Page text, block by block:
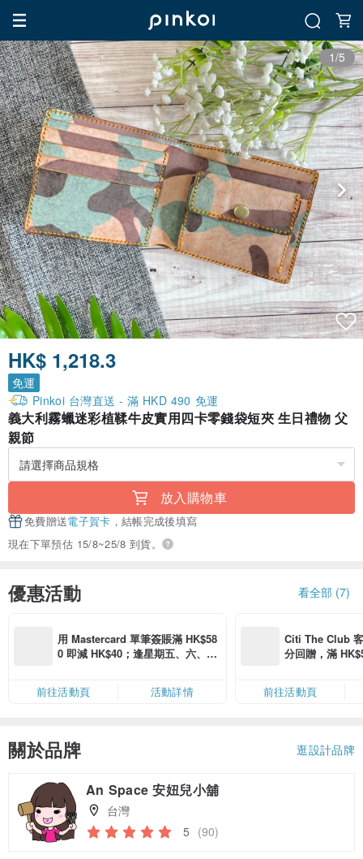
1/5
HK$ 1,218.3
免運
Pinkoi 台灣直送 - 滿 HKD 490 免運
義大利霧蠟迷彩植鞣牛皮實用四卡零錢袋短夾 生日禮物 父
親節
放入購物車
免費贈送電子賀卡 ，結帳完成後填寫
現在下單預估 15/8~25/8 到貨。
優惠活動 看全部 (7)
用 Mastercard 單筆簽賬滿 HK$58
0 即減 HK$40；逢星期五、六、日
卡」結帳）
前往活動頁 活動詳情
Citi The Club
分回贈，滿
前往活動頁
關於品牌 逛設計品牌
An Space 安妞兒小舖
台灣
5 (90)